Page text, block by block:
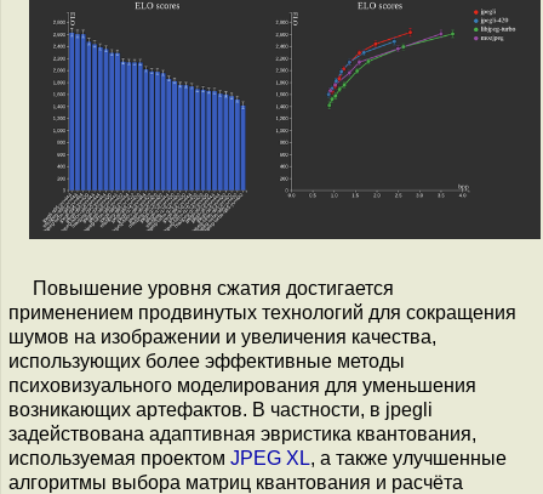
Повышение уровня сжатия достигается
применением продвинутых технологий для сокращения
шумов на изображении и увеличения качества,
использующих более эффективные методы
психовизуального моделирования для уменьшения
возникающих артефактов. В частности, в jpegli
задействована адаптивная эвристика квантования,
используемая проектом JPEG XL, а также улучшенные
алгоритмы выбора матриц квантования и расчёта